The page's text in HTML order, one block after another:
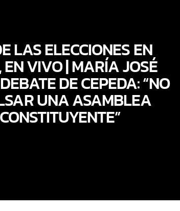
LAS ELECCIONES EN
VIVO | MARÍA JOSÉ
DE CEPEDA: “NO
UNA ASAMBLEA